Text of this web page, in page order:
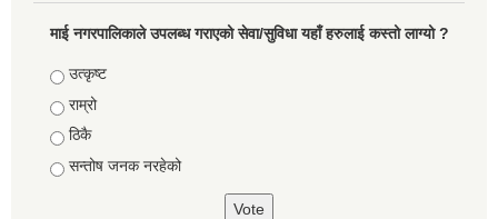
माई नगरपालिकाले उपलब्ध गराएको सेवा/सुविधा यहाँ हरुलाई कस्तो लाग्यो ?
Choices
उत्कृष्ट
राम्रो
ठिकै
सन्तोष जनक नरहेको